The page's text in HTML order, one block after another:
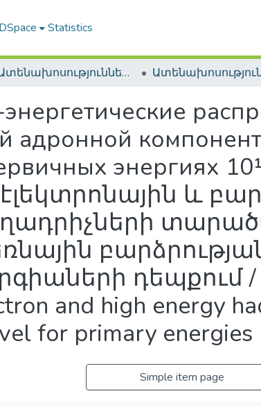
Statistics
Ատենախոսություններ և սեղմագրեր / Theses & Abstracts
адронной
энергиях
և
դեպքում /
and high energy
for primary energies
Simple item page